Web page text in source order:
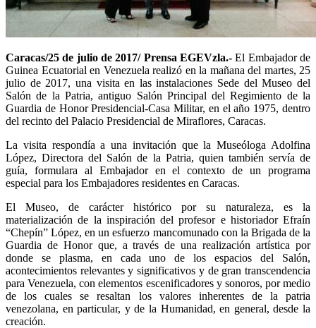
Caracas/25 de julio de 2017/ Prensa EGEVzla.- El Embajador de
Guinea Ecuatorial en Venezuela realizó en la mañana del martes, 25
julio de 2017, una visita en las instalaciones Sede del Museo del
Salón de la Patria, antiguo Salón Principal del Regimiento de la
Guardia de Honor Presidencial-Casa Militar, en el año 1975, dentro
del recinto del Palacio Presidencial de Miraflores, Caracas.
La visita respondía a una invitación que la Museóloga Adolfina
López, Directora del Salón de la Patria, quien también servía de
guía, formulara al Embajador en el contexto de un programa
especial para los Embajadores residentes en Caracas.
El Museo, de carácter histórico por su naturaleza, es la
materialización de la inspiración del profesor e historiador Efraín
“Chepín” López, en un esfuerzo mancomunado con la Brigada de la
Guardia de Honor que, a través de una realización artística por
donde se plasma, en cada uno de los espacios del Salón,
acontecimientos relevantes y significativos y de gran transcendencia
para Venezuela, con elementos escenificadores y sonoros, por medio
de los cuales se resaltan los valores inherentes de la patria
venezolana, en particular, y de la Humanidad, en general, desde la
creación.